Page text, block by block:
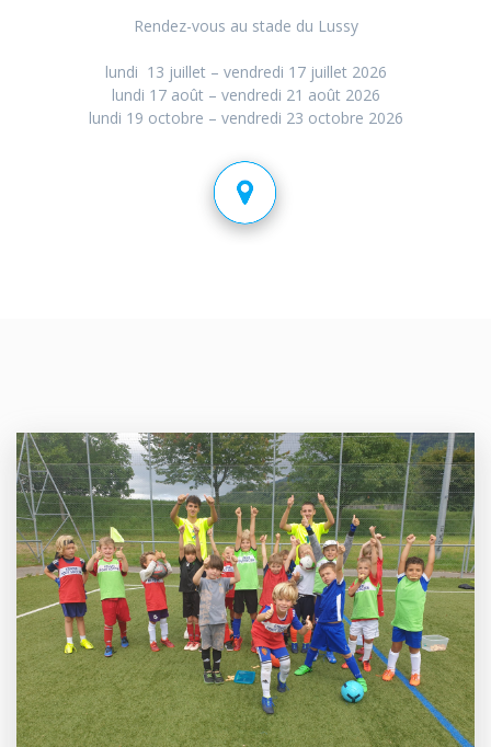
Rendez-vous au stade du Lussy
lundi 13 juillet – vendredi 17 juillet 2026
lundi 17 août – vendredi 21 août 2026
lundi 19 octobre – vendredi 23 octobre 2026